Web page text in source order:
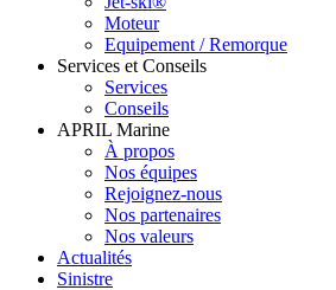
Moteur
Equipement / Remorque
Services et Conseils
Services
Conseils
APRIL Marine
À propos
Nos équipes
Rejoignez-nous
Nos partenaires
Nos valeurs
Actualités
Sinistre